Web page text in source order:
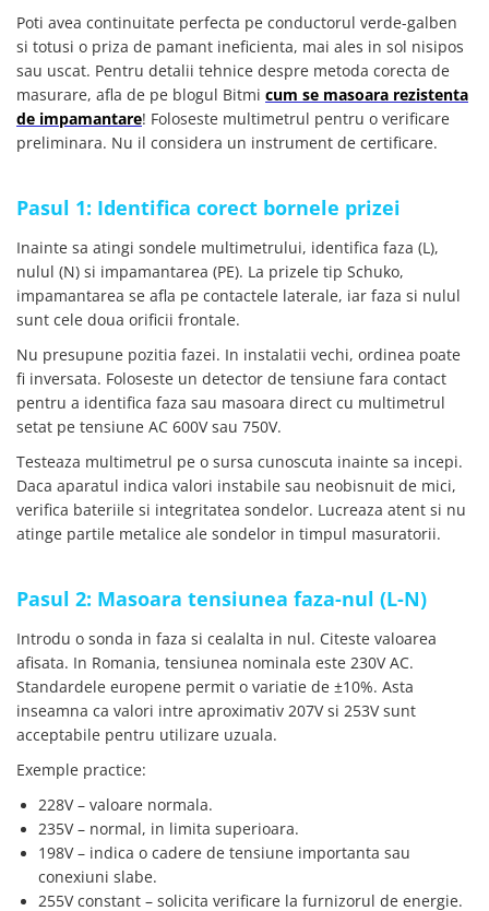
Senzori Electronici
Componente Electronice
Gadgets
Electrice
Acumulatori si Baterii
Baterii
Contoare si Relee Electrice
Sigurante Automate
Sigurante Fuzibile
Sigurante Diferentiale RCBO
Protectii diferentiale RCCB
Dispozitive AFDD detectare defect
arc electric
Descarcatoare de Supratensiune
Contactoare
Blocuri de Distributie
Tablouri Electrice
Stabilizatoare de Tensiune
Convertoare de Tensiune
Banda Izolatoare
Panouri Fotovoltaice
Smart Home
Intrerupatoare Smart
Prize Inteligente
Module Smart Home
Camere Supraveghere
Iluminat
Poti avea continuitate perfecta pe conductorul verde-galben
si totusi o priza de pamant ineficienta, mai ales in sol nisipos
sau uscat. Pentru detalii tehnice despre metoda corecta de
masurare, afla de pe blogul Bitmi cum se masoara rezistenta
de impamantare! Foloseste multimetrul pentru o verificare
preliminara. Nu il considera un instrument de certificare.
Pasul 1: Identifica corect bornele prizei
Inainte sa atingi sondele multimetrului, identifica faza (L),
nulul (N) si impamantarea (PE). La prizele tip Schuko,
impamantarea se afla pe contactele laterale, iar faza si nulul
sunt cele doua orificii frontale.
Nu presupune pozitia fazei. In instalatii vechi, ordinea poate
fi inversata. Foloseste un detector de tensiune fara contact
pentru a identifica faza sau masoara direct cu multimetrul
setat pe tensiune AC 600V sau 750V.
Testeaza multimetrul pe o sursa cunoscuta inainte sa incepi.
Daca aparatul indica valori instabile sau neobisnuit de mici,
verifica bateriile si integritatea sondelor. Lucreaza atent si nu
atinge partile metalice ale sondelor in timpul masuratorii.
Pasul 2: Masoara tensiunea faza-nul (L-N)
Introdu o sonda in faza si cealalta in nul. Citeste valoarea
afisata. In Romania, tensiunea nominala este 230V AC.
Standardele europene permit o variatie de ±10%. Asta
inseamna ca valori intre aproximativ 207V si 253V sunt
acceptabile pentru utilizare uzuala.
Exemple practice:
228V – valoare normala.
235V – normal, in limita superioara.
198V – indica o cadere de tensiune importanta sau
conexiuni slabe.
255V constant – solicita verificare la furnizorul de energie.